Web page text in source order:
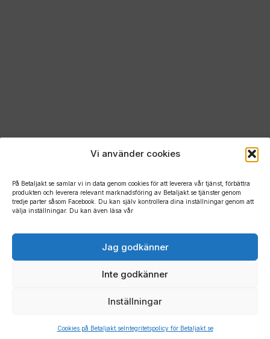
Vi använder cookies
På Betaljakt.se samlar vi in data genom cookies för att leverera vår tjänst, förbättra
produkten och leverera relevant marknadsföring av Betaljakt.se tjänster genom
tredje parter såsom Facebook. Du kan själv kontrollera dina inställningar genom att
välja inställningar. Du kan även läsa vår
Jag godkänner
Inte godkänner
Inställningar
Cookies på Betaljakt.seIntegritetspolicy för Betaljakt.se